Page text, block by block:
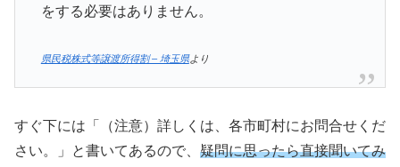
をする必要はありません。
県民税株式等譲渡所得割 – 埼玉県より
すぐ下には「（注意）詳しくは、各市町村にお問合せくだ
さい。」と書いてあるので、 疑問に思ったら直接聞いてみ